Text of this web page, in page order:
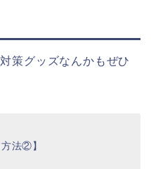
策グッズなんかもぜひ
法②】